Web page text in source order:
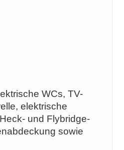
WCs, TV-
elektrische
und Flybridge-
sowie